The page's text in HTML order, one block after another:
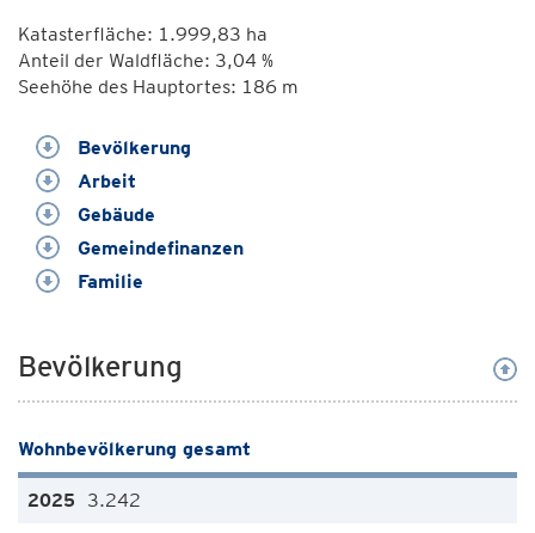
Katasterfläche: 1.999,83 ha
Anteil der Waldfläche: 3,04 %
Seehöhe des Hauptortes: 186 m
Bevölkerung
Arbeit
Gebäude
Gemeindefinanzen
Familie
Bevölkerung
Wohnbevölkerung gesamt
3.242